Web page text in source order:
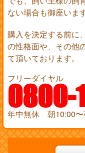
ない場合も御座います
購入を決定する前に
の性格面や、その他
て頂いております。
フリーダイヤル
0800-
年中無休 朝10:00〜